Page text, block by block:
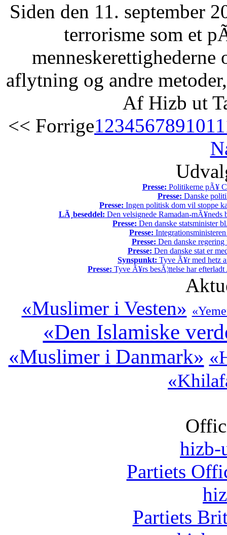
Siden den 11. september
terrorisme som et
aflytning og andre
Af Hizb ut
<< Forrige1234567891011
Presse: Politikerne pÃ¥
Presse: Danske
Presse: Ingen politisk dom vil stoppe
LÃ¸beseddel: Den velsignede Ramadan-mÃ¥neds
Presse: Den danske statsminister
Presse:
Presse: Den danske
Presse: Den danske stat er
Synspunkt: Tyve Ã¥r med hetz
Presse: Tyve Ã¥rs besÃ¦ttelse har
«Muslimer i Vesten»
«Den Islamiske
«Muslimer i Danmark»
hizb-
Partiets
Partiets